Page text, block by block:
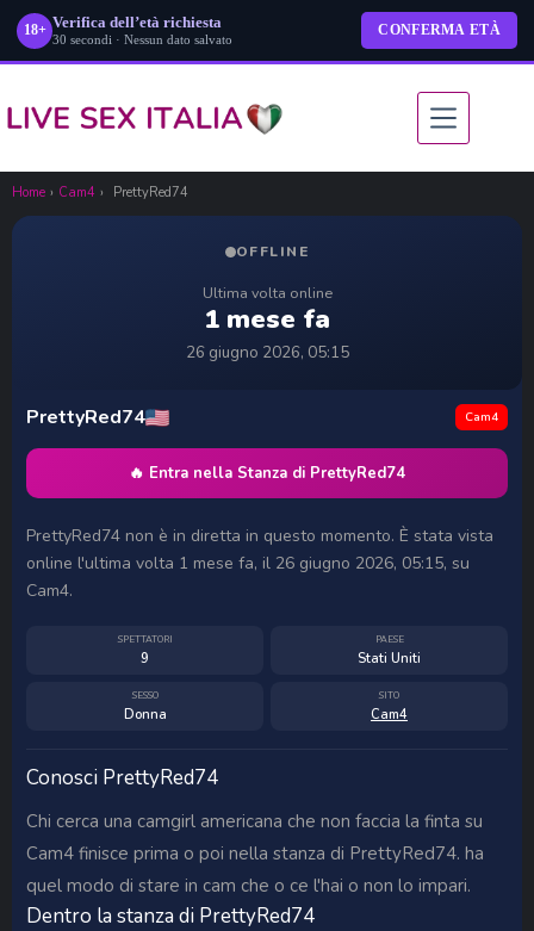
18+ Verifica dell’età richiesta
30 secondi · Nessun dato salvato
CONFERMA ETÀ
contenuto
Home › Cam4 › PrettyRed74
OFFLINE
Ultima volta online
1 mese fa
26 giugno 2026, 05:15
PrettyRed74 Cam4
🔥 Entra nella Stanza di PrettyRed74
PrettyRed74 non è in diretta in questo momento. È stata vista
online l'ultima volta 1 mese fa, il 26 giugno 2026, 05:15, su
Cam4.
SPETTATORI
9
PAESE
Stati Uniti
SESSO
Donna
SITO
Cam4
Conosci PrettyRed74
Chi cerca una camgirl americana che non faccia la finta su
Cam4 finisce prima o poi nella stanza di PrettyRed74. ha
quel modo di stare in cam che o ce l'hai o non lo impari.
Dentro la stanza di PrettyRed74